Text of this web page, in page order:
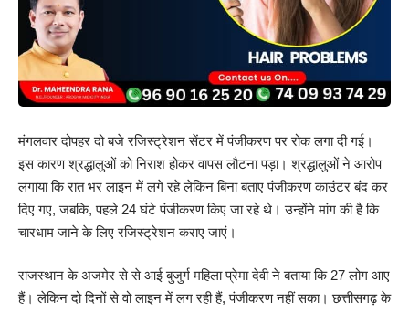
मंगलवार दोपहर दो बजे रजिस्ट्रेशन सेंटर में पंजीकरण पर रोक लगा दी गई।
इस कारण श्रद्धालुओं को निराश होकर वापस लौटना पड़ा। श्रद्धालुओं ने आरोप
लगाया कि रात भर लाइन में लगे रहे लेकिन बिना बताए पंजीकरण काउंटर बंद कर
दिए गए, जबकि, पहले 24 घंटे पंजीकरण किए जा रहे थे। उन्होंने मांग की है कि
चारधाम जाने के लिए रजिस्ट्रेशन कराए जाएं।
राजस्थान के अजमेर से से आई बुजुर्ग महिला प्रेमा देवी ने बताया कि 27 लोग आए
हैं। लेकिन दो दिनों से वो लाइन में लग रही हैं, पंजीकरण नहीं सका। छत्तीसगढ़ के